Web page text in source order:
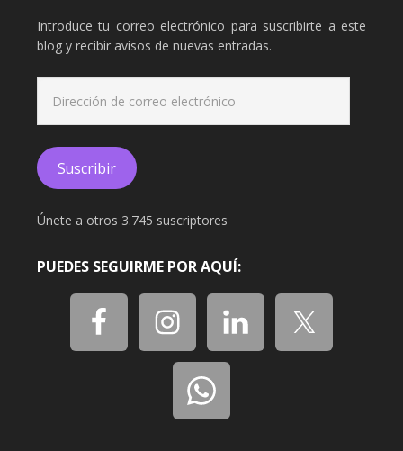
Introduce tu correo electrónico para suscribirte a este
blog y recibir avisos de nuevas entradas.
correo
electrónico
Suscribir
Únete a otros 3.745 suscriptores
PUEDES SEGUIRME POR AQUÍ: